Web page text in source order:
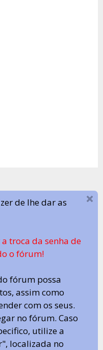
de lhe dar as
troca da senha de
o fórum!
fórum possa
assim como
com os seus.
no fórum. Caso
utilize a
localizada no